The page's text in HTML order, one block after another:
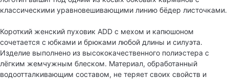
классическими уравновешивающими линию бёдер листочками.
Короткий женский пуховик ADD с мехом и капюшоном
сочетается с юбками и брюками любой длины и силуэта.
Изделие выполнено из высококачественного полиэстера с
лёгким жемчужным блеском. Материал, обработанный
водоотталкивающим составом, не теряет своих свойств и